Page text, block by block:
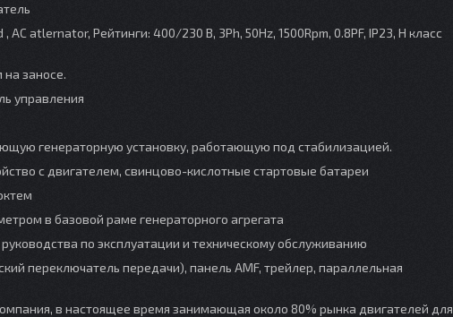
atlernator, Рейтинги: 400/230 В, 3Ph, 50Hz, 1500Rpm, 0.8PF, IP23, H класс
заносе.
управления
генераторную установку, работающую под стабилизацией.
с двигателем, свинцово-кислотные стартовые батареи
в базовой раме генераторного агрегата
по эксплуатации и техническому обслуживанию
переключатель передачи), панель AMF, трейлер, параллельная
в настоящее время занимающая около 80% рынка двигателей для